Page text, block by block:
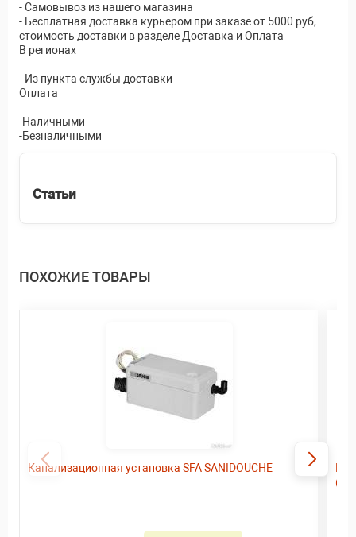
- Самовывоз из нашего магазина
- Бесплатная доставка курьером при заказе от 5000 руб,
стоимость доставки в разделе Доставка и Оплата
В регионах
- Из пункта службы доставки
Оплата
-Наличными
-Безналичными
Статьи
ПОХОЖИЕ ТОВАРЫ
Канализационная установка SFA SANIDOUCHE